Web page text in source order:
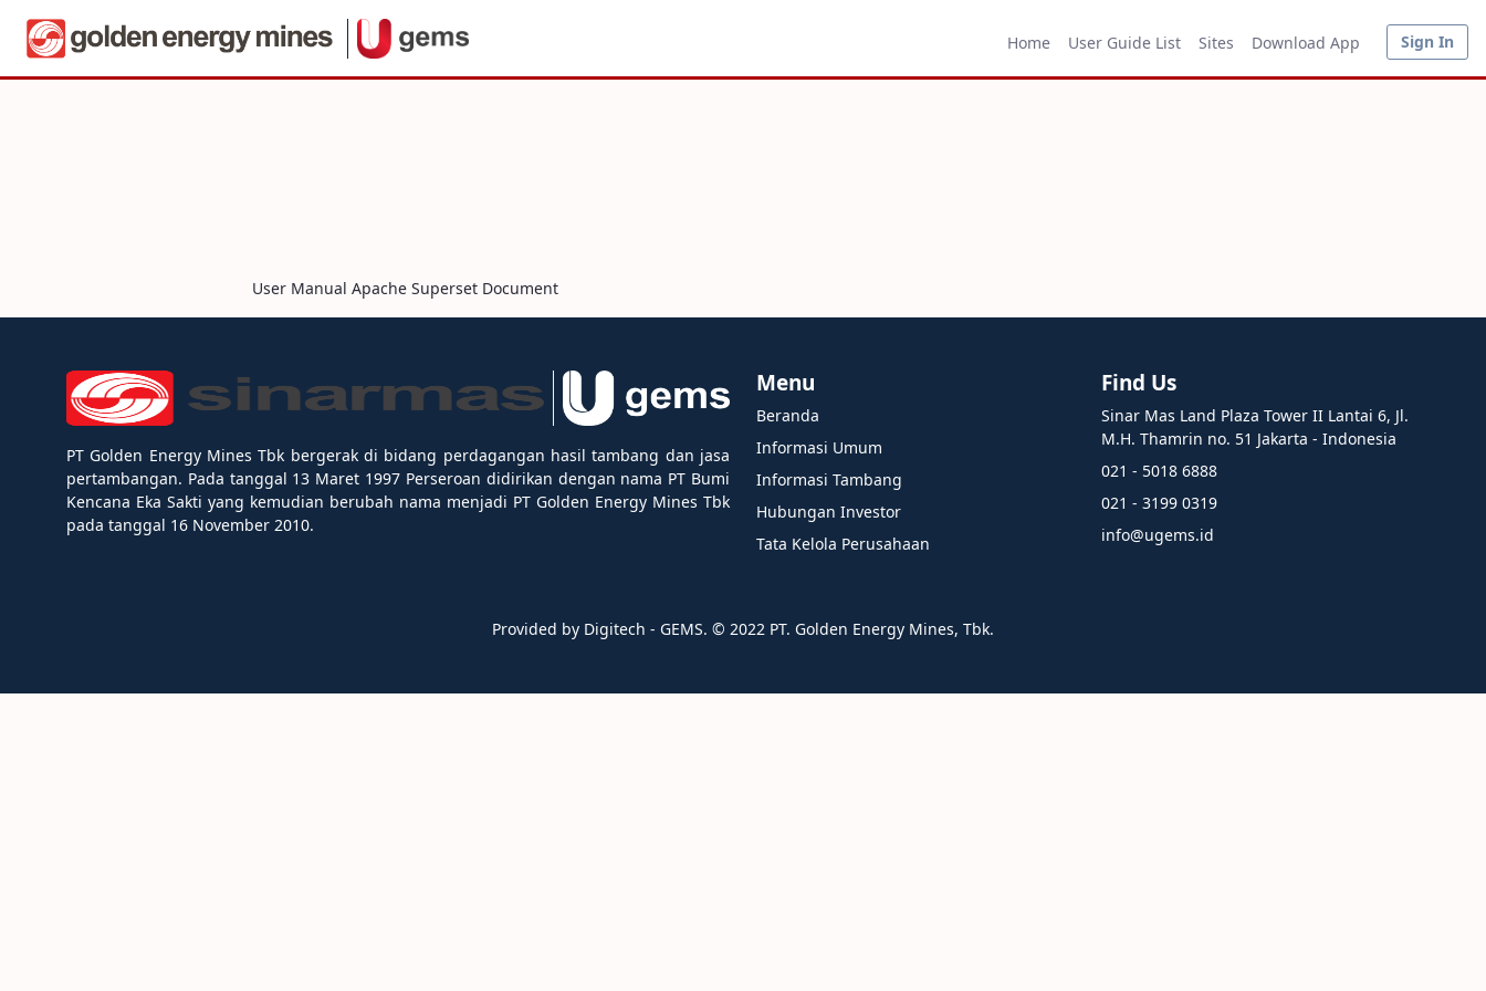
Navigaatio
Hyppää sisältöön
UBoard - User Manual
Home User Guide List Sites Download App Sign In
User Manual Apache Superset Document
PT Golden Energy Mines Tbk bergerak di bidang perdagangan hasil tambang dan jasa
pertambangan. Pada tanggal 13 Maret 1997 Perseroan didirikan dengan nama PT Bumi
Kencana Eka Sakti yang kemudian berubah nama menjadi PT Golden Energy Mines Tbk
pada tanggal 16 November 2010.
Menu
Beranda
Informasi Umum
Informasi Tambang
Hubungan Investor
Tata Kelola Perusahaan
Find Us
Sinar Mas Land Plaza Tower II Lantai 6, Jl.
M.H. Thamrin no. 51 Jakarta - Indonesia
021 - 5018 6888
021 - 3199 0319
info@ugems.id
Provided by Digitech - GEMS. ©️ 2022 PT. Golden Energy Mines, Tbk.